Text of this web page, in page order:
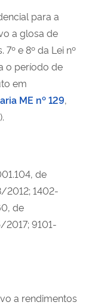
para a
a glosa de
e 8º da Lei nº
o período de
em
ME nº 129,
de
1402-
de
9101-
a rendimentos